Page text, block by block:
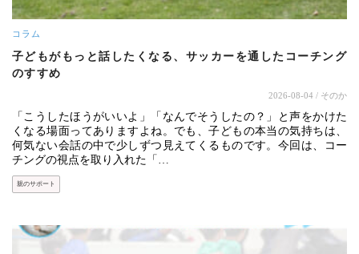
コラム
子どもがもっと話したくなる、サッカーを通したコーチング
のすすめ
2026-08-04 / そのか
「こうしたほうがいいよ」「なんでそうしたの？」と声をかけた
くなる場面ってありますよね。でも、子どもの本当の気持ちは、
何気ない会話の中で少しずつ見えてくるものです。今回は、コー
チングの視点を取り入れた「…
親のサポート